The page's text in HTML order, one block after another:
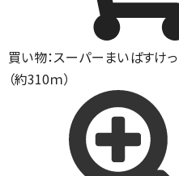
買い物：スーパー まいばすけ
（約310ｍ）